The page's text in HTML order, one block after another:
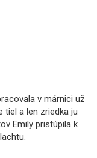
v márnici už
tiel a len zriedka ju
Emily pristúpila k